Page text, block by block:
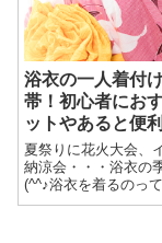
気ブランドは？...
浴衣の一人着付
帯！初心者にお
ットやあると便
５選
夏祭りに花火大会、
納涼会・・・浴衣の
(^^♪浴衣を着るのっ
ている方も多いです